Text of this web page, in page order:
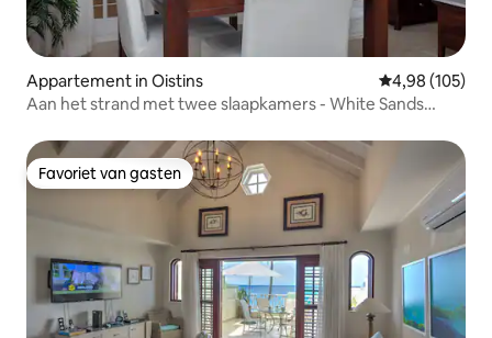
Appartement in Oistins Gemiddelde
4,98 (105)
Aan het strand met twee slaapkamers - White Sands
Favoriet van gasten
Favoriet van gasten